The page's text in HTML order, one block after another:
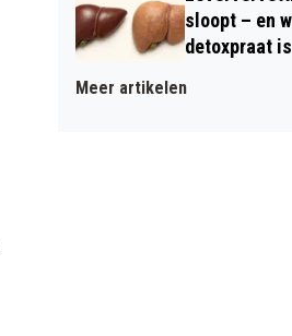
sloopt – en
detoxpraat is
Meer artikelen